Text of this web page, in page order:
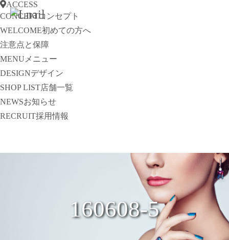
ACCESS
CONCEPTコンセプト
WELCOME初めての方へ
注意点と保障
MENU メニュー
DESIGNデザイン
SHOP LIST店舗一覧
NEWSお知らせ
RECRUIT採用情報
160608-5